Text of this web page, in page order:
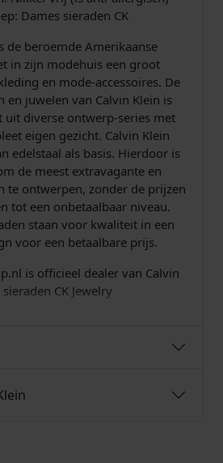
,
0
0
.
Dames sieraden CK
de beroemde Amerikaanse
in zijn modehuis een groot
en mode-accessoires. De
en juwelen van Calvin Klein is
uit diverse ontwerp-series met
eigen gezicht. Calvin Klein
edelstaal als basis. Hierdoor is
de meest extravagante en
te ontwerpen, zonder de prijzen
tot een onbetaalbaar niveau.
staan voor kwaliteit in een
voor een betaalbare prijs.
is officieel dealer van Calvin
CK Jewelry